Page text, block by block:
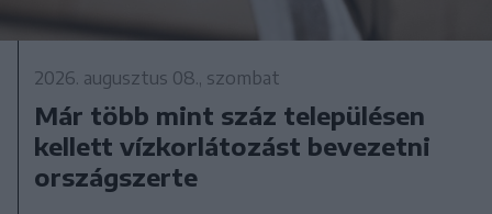
2026. augusztus 08., szombat
Már több mint száz településen
kellett vízkorlátozást bevezetni
országszerte